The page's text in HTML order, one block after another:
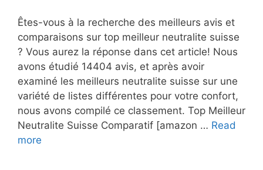
Êtes-vous à la recherche des meilleurs avis et
comparaisons sur top meilleur neutralite suisse
? Vous aurez la réponse dans cet article! Nous
avons étudié 14404 avis, et après avoir
examiné les meilleurs neutralite suisse sur une
variété de listes différentes pour votre confort,
nous avons compilé ce classement. Top Meilleur
Neutralite Suisse Comparatif [amazon … Read
more